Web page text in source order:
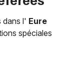
dans l' Eure
spéciales